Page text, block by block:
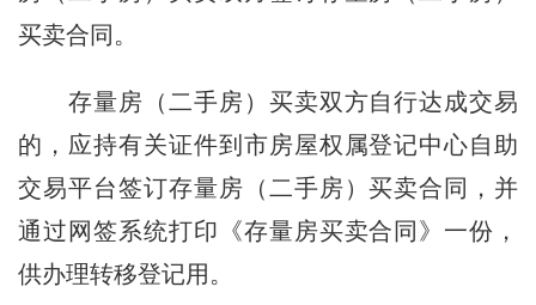
买卖合同。
存量房（二手房）买卖双方自行达成交易
的，应持有关证件到市房屋权属登记中心自助
交易平台签订存量房（二手房）买卖合同，并
通过网签系统打印《存量房买卖合同》一份，
供办理转移登记用。